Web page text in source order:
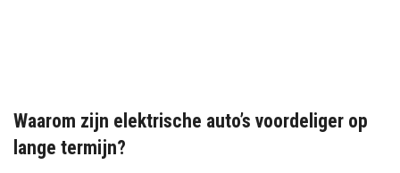
Waarom zijn elektrische auto’s voordeliger op
lange termijn?